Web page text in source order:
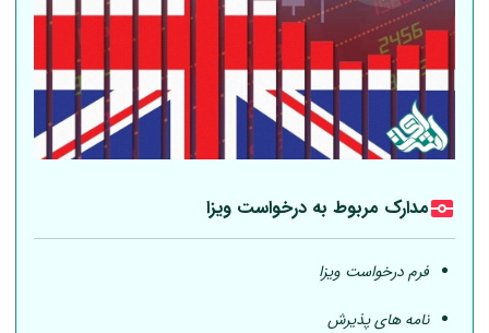
مدارک مربوط به درخواست ویزا
فرم درخواست ویزا
نامه های پذیرش